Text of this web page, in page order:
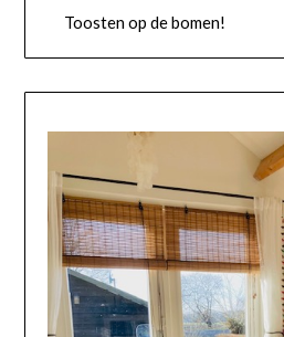
Toosten op de bomen!